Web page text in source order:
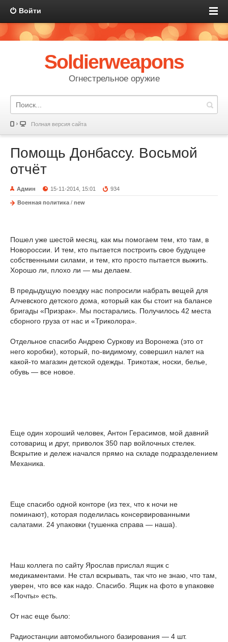
Войти
Soldierweapons
Огнестрельное оружие
Полная версия сайта
Помощь Донбассу. Восьмой
отчёт
Админ 15-11-2014, 15:01 934
Военная политика / new
Пошел уже шестой месяц, как мы помогаем тем, кто там, в
Новороссии. И тем, кто пытается построить свое будущее
собственными силами, и тем, кто просто пытается выжить.
Хорошо ли, плохо ли — мы делаем.
В предыдущую поездку нас попросили набрать вещей для
Алчевского детского дома, который как бы стоит на балансе
бригады «Призрак». Мы постарались. Получилось 42 места
сборного груза от нас и «Триколора».
Отдельное спасибо Андрею Суркову из Воронежа (это от
него коробки), который, по-видимому, совершил налет на
какой-то магазин детской одежды. Трикотаж, носки, белье,
обувь — все новое.
Еще один хороший человек, Антон Герасимов, мой давний
сотоварищ и друг, приволок 350 пар войлочных стелек.
Вскрытие и дележ начался прямо на складе подразделением
Механика.
Еще спасибо одной конторе (из тех, что к ночи не
поминают), которая поделилась консервированными
салатами. 24 упаковки (тушенка справа — наша).
Наш коллега по сайту Ярослав прислал ящик с
медикаментами. Не стал вскрывать, так что не знаю, что там,
уверен, что все как надо. Спасибо. Ящик на фото в упаковке
«Почты» есть.
От нас еще было:
Радиостанции автомобильного базирования — 4 шт.